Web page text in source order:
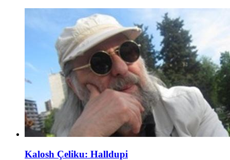
Kalosh Çeliku: Halldupi